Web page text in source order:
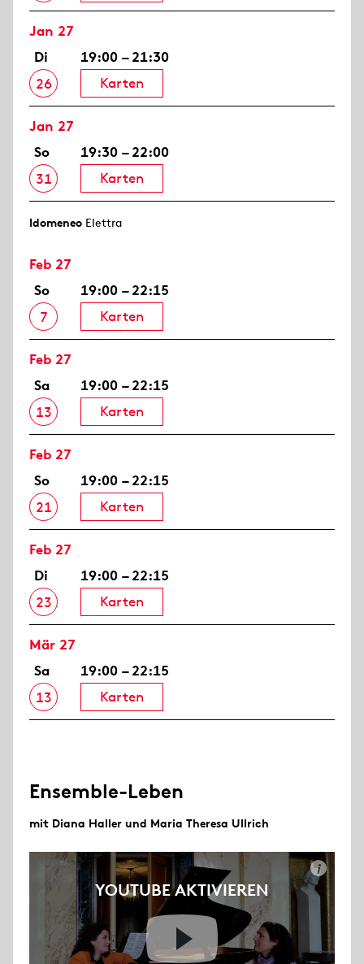
Jan 27
Di
26
19:00 – 21:30
Karten
Jan 27
So
31
19:30 – 22:00
Karten
Idomeneo Elettra
Feb 27
So
7
19:00 – 22:15
Karten
Feb 27
Sa
13
19:00 – 22:15
Karten
Feb 27
So
21
19:00 – 22:15
Karten
Feb 27
Di
23
19:00 – 22:15
Karten
Mär 27
Sa
13
19:00 – 22:15
Karten
Ensemble-Leben
mit Diana Haller und Maria Theresa Ullrich
YOUTUBE AKTIVIEREN
i